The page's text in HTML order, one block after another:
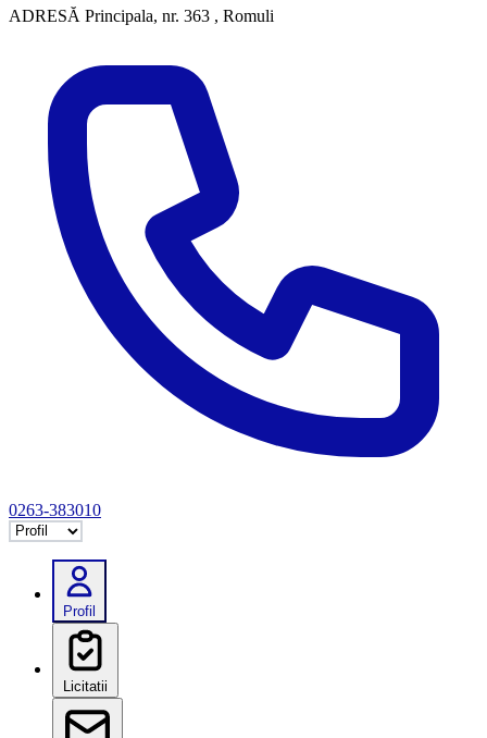
ADRESĂ Principala, nr. 363 , Romuli
0263-383010
Selectează tab
Profil
Licitatii